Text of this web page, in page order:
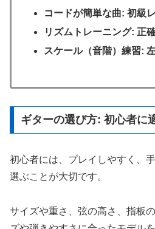
コードが簡単な曲: 初級
リズムトレーニング: 正
スケール（音階）練習:
ギターの選び方: 初心者に
初心者には、プレイしやすく、
選ぶことが大切です。
サイズや重さ、弦の高さ、指板